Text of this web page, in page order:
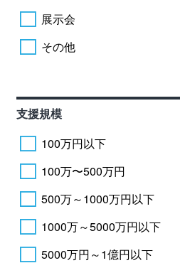
展示会
その他
支援規模
100万円以下
100万〜500万円
500万～1000万円以下
1000万～5000万円以下
5000万円～1億円以下